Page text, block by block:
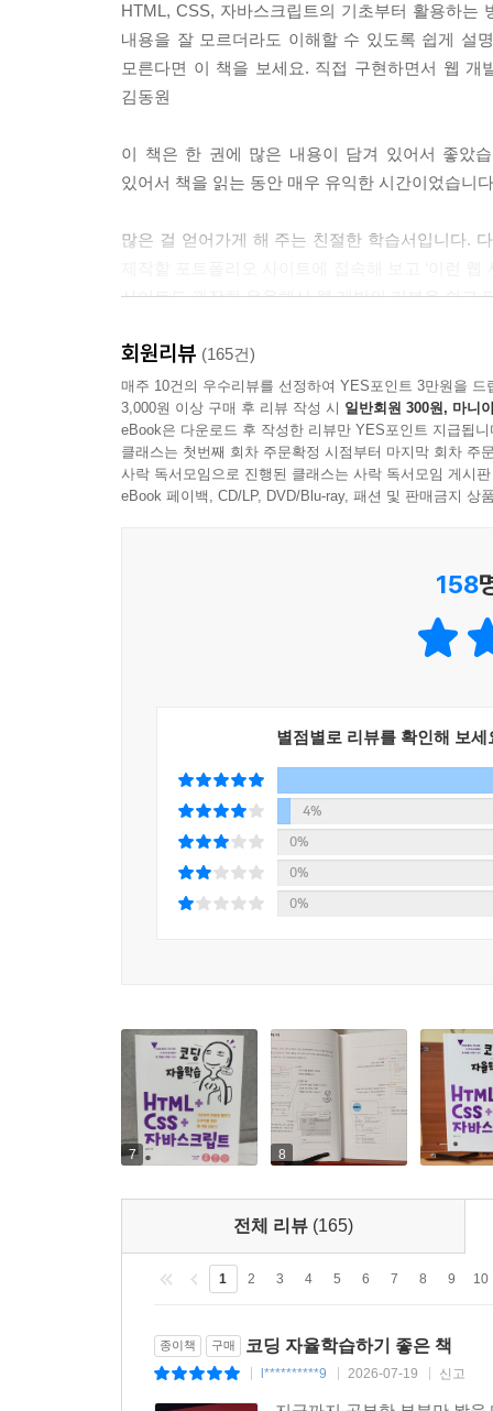
HTML, CSS, 자바스크립트의 기초부터 활용하는
내용을 잘 모르더라도 이해할 수 있도록 쉽게 설
모른다면 이 책을 보세요. 직접 구현하면서 웹
김동원
이 책은 한 권에 많은 내용이 담겨 있어서 좋았
있어서 책을 읽는 동안 매우 유익한 시간이었습니
많은 걸 얻어가게 해 주는 친절한 학습서입니다.
사이트도 굉장히 유용해서 웹 개발의 기본을 쉽고
공부한다는 느낌보다는 궁금해서 찾아 보게 되는
대한 친절한 설명까지 분량이 더 있었으면 할 정도
코딩에 입문하는 사람은 이 한 권이면 헤맬 필요
있어서 더욱 유용했어요. 예제가 엄청 풍부하고
도움이 되는 책입니다. _류성주
HTML, CSS의 의미와 사용법, 자바스크립트 프
것이라 확신합니다. _임혁
회원리뷰 (165건)
매주 10건의 우수리뷰를 선정하여 YES포인트 3만원을 드
3,000원 이상 구매 후 리뷰 작성 시 일반회원 300원, 마니
eBook은 다운로드 후 작성한 리뷰만 YES포인트 지급됩니
클래스는 첫번째 회차 주문확정 시점부터 마지막 회차 주
사락 독서모임으로 진행된 클래스는 사락 독서모임 게시
eBook 페이백, CD/LP, DVD/Blu-ray, 패션 및 판매금지 상
158
별점별로 리뷰를 확인해 보세
4%
0%
0%
0%
7 8
전체 리뷰 (165)
1 2 3 4 5 6 7 8 9 10
종이책 구매 코딩 자율학습하기 좋은 책
l**********9 2026-07-19 신고